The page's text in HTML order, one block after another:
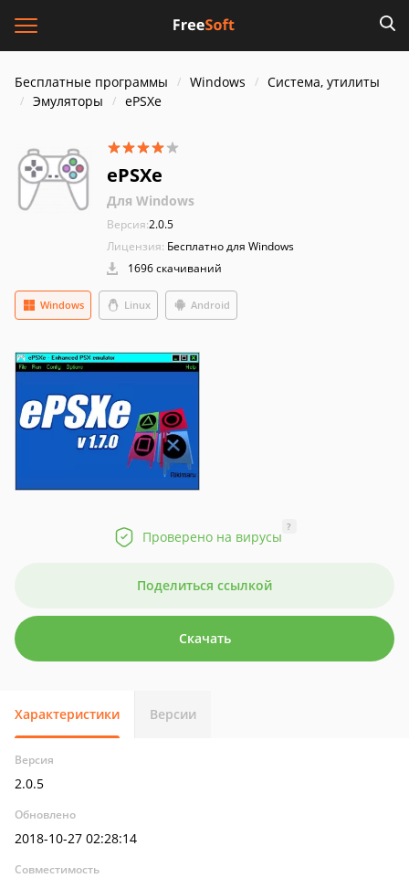
Бесплатные программы Windows
Система, утилиты
Эмуляторы
ePSXe
ePSXe
Для Windows
Версия:2.0.5
Лицензия: Бесплатно для Windows
1696 скачиваний
Windows Linux Android
Проверено на вирусы
?
Поделиться ссылкой
Скачать
Характеристики Версии
Версия
2.0.5
Обновлено
2018-10-27 02:28:14
Совместимость